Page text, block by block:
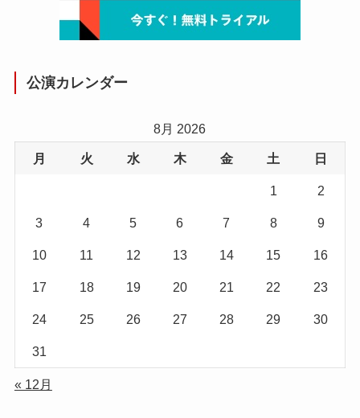
公演カレンダー
8月 2026
月 火 水 木 金 土 日
1 2
3 4 5 6 7 8 9
10 11 12 13 14 15 16
17 18 19 20 21 22 23
24 25 26 27 28 29 30
31
« 12月